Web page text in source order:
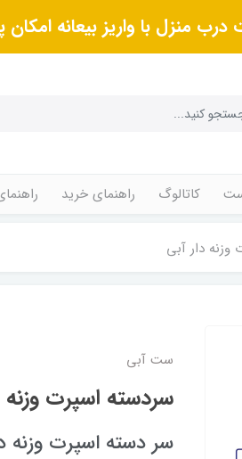
درب منزل با واریز بیعانه
کاتالوگ راهنمای خرید
دار آبی
ست آبی
سردسته اسپرت وزنه
سر دسته اسپرت وزنه